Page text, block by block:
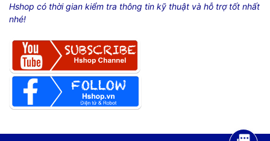
Hshop có thời gian kiểm tra thông tin kỹ thuật và hỗ trợ tốt nhất
nhé!